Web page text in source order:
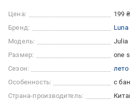
Цена:
199
Бренд:
Luna
Модель:
Julia
Размер:
one
Сезон:
лето
Особенность:
с
Страна-производитель: